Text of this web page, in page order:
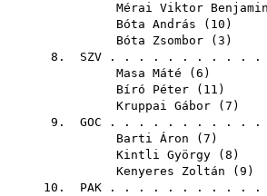
Mérai Viktor Benjamin
Bóta András ( 10
Bóta Zsombor ( 3
8. SZV . . . . . . . . . . . .
Masa Máté ( 6
Bíró Péter ( 11
Kruppai Gábor ( 7
9. GOC . . . . . . . . . . . .
Barti Áron ( 7
Kintli György ( 8
Kenyeres Zoltán ( 9
10. PAK . . . . . . . . . . . .